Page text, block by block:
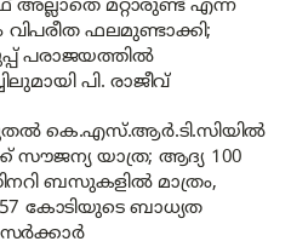
മറ്റാരുണ്ട് എന്ന
വിപരീത ഫലമുണ്ടാക്കി;
പരാജയത്തിൽ
പി. രാജീവ്
കെ.എസ്.ആർ.ടി.സിയിൽ
സൗജന്യ യാത്ര; ആദ്യ 100
ബസുകളിൽ മാത്രം,
57 കോടിയുടെ ബാധ്യത